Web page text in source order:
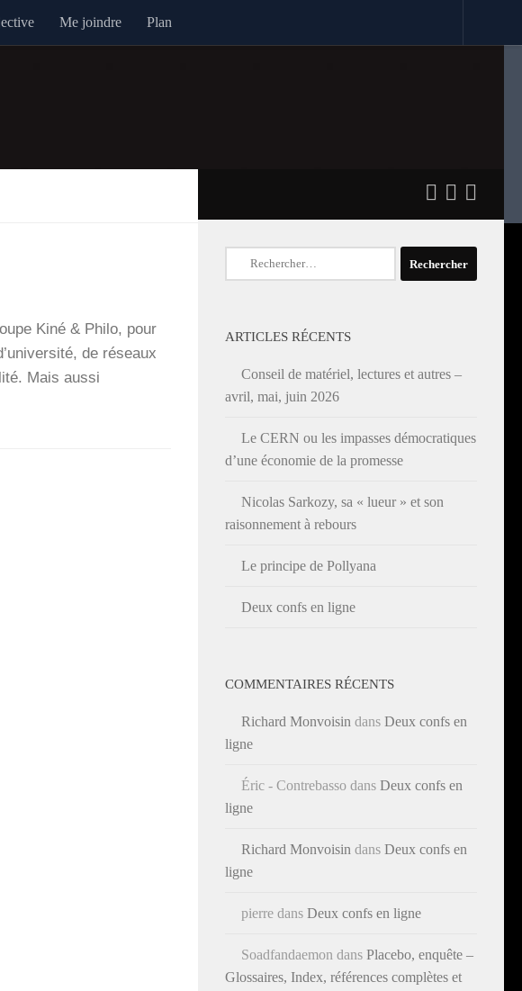
Me joindre Plan
Kiné & Phi­lo, pour
de réseaux
Mais aus­si
Rechercher :
ARTICLES RÉCENTS
Conseil de matériel, lectures et autres –
avril, mai, juin 2026
Le CERN ou les impasses démocratiques
d’une économie de la promesse
Nicolas Sarkozy, sa « lueur » et son
raisonnement à rebours
Le principe de Pollyana
Deux confs en ligne
COMMENTAIRES RÉCENTS
Richard Monvoisin dans Deux confs en
ligne
Éric - Contrebasso dans Deux confs en
ligne
Richard Monvoisin dans Deux confs en
ligne
pierre dans Deux confs en ligne
Soadfandaemon dans Placebo, enquête –
Glossaires, Index, références complètes et